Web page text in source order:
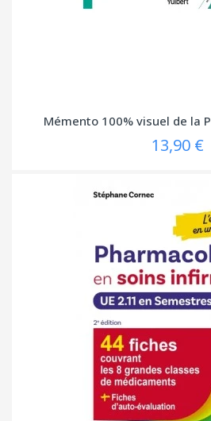
Mémento 100% visuel de la
13,90 €